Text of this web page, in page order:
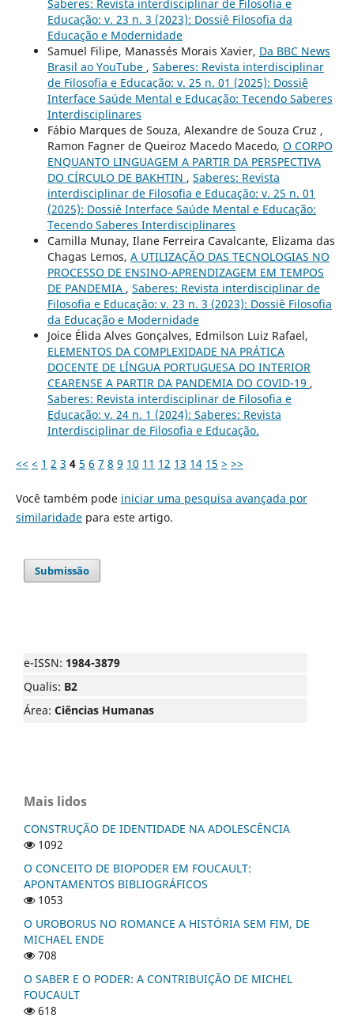
Saberes: Revista interdisciplinar de Filosofia e
Educação: v. 23 n. 3 (2023): Dossiê Filosofia da
Educação e Modernidade
Samuel Filipe, Manassés Morais Xavier, Da BBC News
Brasil ao YouTube , Saberes: Revista interdisciplinar
de Filosofia e Educação: v. 25 n. 01 (2025): Dossiê
Interface Saúde Mental e Educação: Tecendo Saberes
Interdisciplinares
Fábio Marques de Souza, Alexandre de Souza Cruz ,
Ramon Fagner de Queiroz Macedo Macedo, O CORPO
ENQUANTO LINGUAGEM A PARTIR DA PERSPECTIVA
DO CÍRCULO DE BAKHTIN , Saberes: Revista
interdisciplinar de Filosofia e Educação: v. 25 n. 01
(2025): Dossiê Interface Saúde Mental e Educação:
Tecendo Saberes Interdisciplinares
Camilla Munay, Ilane Ferreira Cavalcante, Elizama das
Chagas Lemos, A UTILIZAÇÃO DAS TECNOLOGIAS NO
PROCESSO DE ENSINO-APRENDIZAGEM EM TEMPOS
DE PANDEMIA , Saberes: Revista interdisciplinar de
Filosofia e Educação: v. 23 n. 3 (2023): Dossiê Filosofia
da Educação e Modernidade
Joice Élida Alves Gonçalves, Edmilson Luiz Rafael,
ELEMENTOS DA COMPLEXIDADE NA PRÁTICA
DOCENTE DE LÍNGUA PORTUGUESA DO INTERIOR
CEARENSE A PARTIR DA PANDEMIA DO COVID-19 ,
Saberes: Revista interdisciplinar de Filosofia e
Educação: v. 24 n. 1 (2024): Saberes: Revista
Interdisciplinar de Filosofia e Educação.
<< < 1 2 3 4 5 6 7 8 9 10 11 12 13 14 15 > >>
Você também pode iniciar uma pesquisa avançada por
similaridadepara este artigo.
Submissão
e-ISSN: 1984-3879
Qualis: B2
Área: Ciências Humanas
Mais lidos
CONSTRUÇÃO DE IDENTIDADE NA ADOLESCÊNCIA
1092
O CONCEITO DE BIOPODER EM FOUCAULT:
APONTAMENTOS BIBLIOGRÁFICOS
1053
O UROBORUS NO ROMANCE A HISTÓRIA SEM FIM, DE
MICHAEL ENDE
708
O SABER E O PODER: A CONTRIBUIÇÃO DE MICHEL
FOUCAULT
618